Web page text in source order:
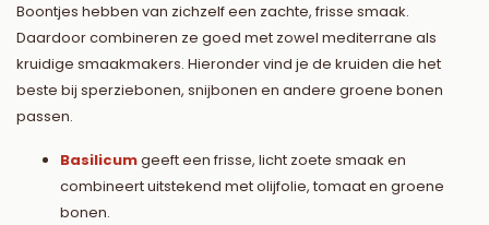
Boontjes hebben van zichzelf een zachte, frisse smaak.
Daardoor combineren ze goed met zowel mediterrane als
kruidige smaakmakers. Hieronder vind je de kruiden die het
beste bij sperziebonen, snijbonen en andere groene bonen
passen.
Basilicumgeeft een frisse, licht zoete smaak en
combineert uitstekend met olijfolie, tomaat en groene
bonen.